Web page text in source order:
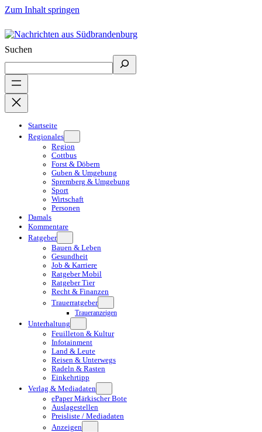
Zum Inhalt springen
Suchen
Startseite
Regionales
Region
Cottbus
Forst & Döbern
Guben & Umgebung
Spremberg & Umgebung
Sport
Wirtschaft
Personen
Damals
Kommentare
Ratgeber
Bauen & Leben
Gesundheit
Job & Karriere
Ratgeber Mobil
Ratgeber Tier
Recht & Finanzen
Trauerratgeber
Traueranzeigen
Unterhaltung
Feuilleton & Kultur
Infotainment
Land & Leute
Reisen & Unterwegs
Radeln & Rasten
Einkehrtipp
Verlag & Mediadaten
ePaper Märkischer Bote
Auslagestellen
Preisliste / Mediadaten
Anzeigen